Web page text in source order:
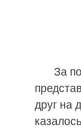
За
друг на